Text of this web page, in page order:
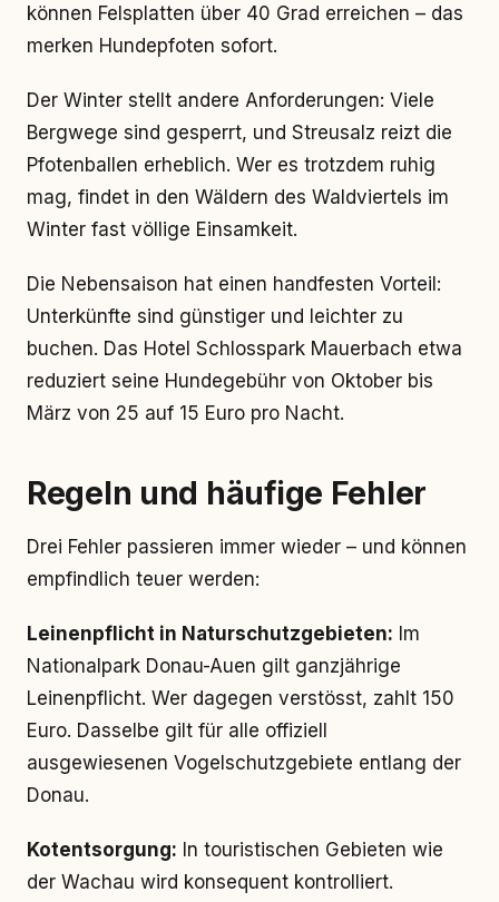
können Felsplatten über 40 Grad erreichen – das
merken Hundepfoten sofort.
Der Winter stellt andere Anforderungen: Viele
Bergwege sind gesperrt, und Streusalz reizt die
Pfotenballen erheblich. Wer es trotzdem ruhig
mag, findet in den Wäldern des Waldviertels im
Winter fast völlige Einsamkeit.
Die Nebensaison hat einen handfesten Vorteil:
Unterkünfte sind günstiger und leichter zu
buchen. Das Hotel Schlosspark Mauerbach etwa
reduziert seine Hundegebühr von Oktober bis
März von 25 auf 15 Euro pro Nacht.
Regeln und häufige Fehler
Drei Fehler passieren immer wieder – und können
empfindlich teuer werden:
Leinenpflicht in Naturschutzgebieten: Im
Nationalpark Donau-Auen gilt ganzjährige
Leinenpflicht. Wer dagegen verstösst, zahlt 150
Euro. Dasselbe gilt für alle offiziell
ausgewiesenen Vogelschutzgebiete entlang der
Donau.
Kotentsorgung: In touristischen Gebieten wie
der Wachau wird konsequent kontrolliert.